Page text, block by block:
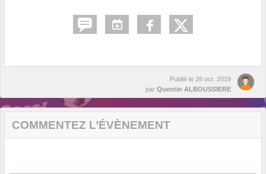
Publié le 28 oct. 2019
par Quentin ALBOUSSIERE
COMMENTEZ L’ÉVÈNEMENT